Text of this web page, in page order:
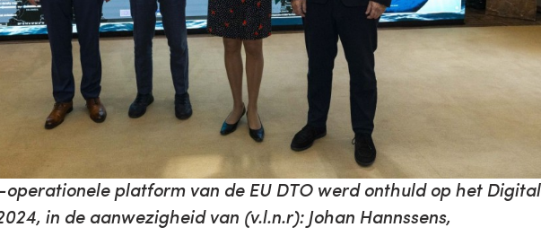
platform van de EU DTO werd onthuld op het Digital
in de aanwezigheid van (v.l.n.r): Johan Hannssens,